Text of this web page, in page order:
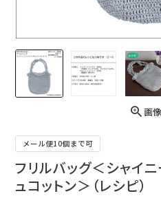
画
メール便10個まで可
フリルバッグ＜シャイ
ュコットン＞（レシピ）